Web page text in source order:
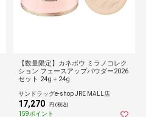
【数量限定】カネボウ ミラノコレク
ション フェースアップパウダー2026
セット 24g＋24g
サンドラッグe-shop JRE MALL店
17,270 円 (税込)
159ポイント